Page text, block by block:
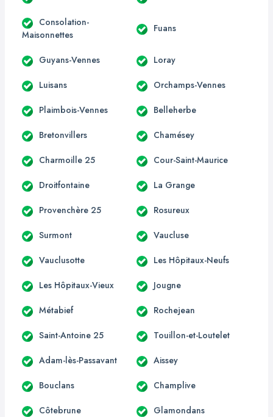
Consolation-
Maisonnettes
Fuans
Guyans-Vennes Loray
Luisans Orchamps-Vennes
Plaimbois-Vennes Belleherbe
Bretonvillers Chamésey
Charmoille 25 Cour-Saint-Maurice
Droitfontaine La Grange
Provenchère 25 Rosureux
Surmont Vaucluse
Vauclusotte Les Hôpitaux-Neufs
Les Hôpitaux-Vieux Jougne
Métabief Rochejean
Saint-Antoine 25 Touillon-et-Loutelet
Adam-lès-Passavant Aissey
Bouclans Champlive
Côtebrune Glamondans